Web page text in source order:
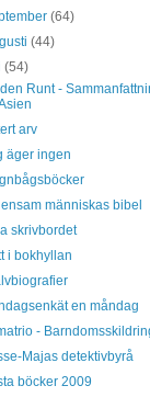
(64)
(44)
(54)
Runt -
arv
äger ingen
människas bibel
skrivbordet
i bokhyllan
en måndag
-
Majas detektivbyrå
böcker 2009